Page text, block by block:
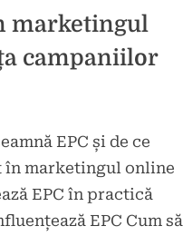
marketingul
campaniilor
EPC și de ce
în marketingul online
EPC în practică
EPC Cum să